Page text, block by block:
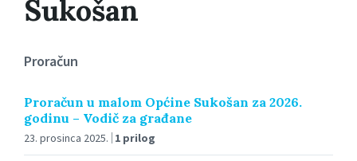
Sukošan
Proračun
Proračun u malom Općine Sukošan za 2026.
godinu – Vodič za građane
23. prosinca 2025. 1 prilog